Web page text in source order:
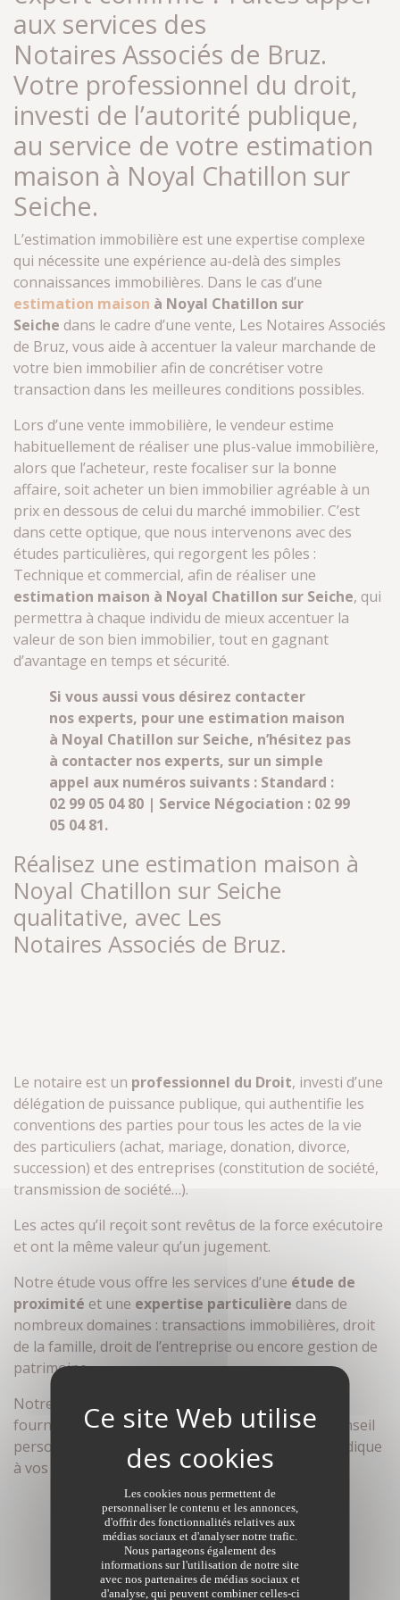
aux services des
Notaires Associés de Bruz.
Votre professionnel du droit,
investi de l’autorité publique,
au service de votre estimation
maison à Noyal Chatillon sur
Seiche.
L’estimation immobilière est une expertise complexe
qui nécessite une expérience au-delà des simples
connaissances immobilières. Dans le cas d’une
estimation maison à Noyal Chatillon sur
Seiche dans le cadre d’une vente, Les Notaires Associés
de Bruz, vous aide à accentuer la valeur marchande de
votre bien immobilier afin de concrétiser votre
transaction dans les meilleures conditions possibles.
Lors d’une vente immobilière, le vendeur estime
habituellement de réaliser une plus-value immobilière,
alors que l’acheteur, reste focaliser sur la bonne
affaire, soit acheter un bien immobilier agréable à un
prix en dessous de celui du marché immobilier. C’est
dans cette optique, que nous intervenons avec des
études particulières, qui regorgent les pôles :
Technique et commercial, afin de réaliser une
estimation maison à Noyal Chatillon sur Seiche, qui
permettra à chaque individu de mieux accentuer la
valeur de son bien immobilier, tout en gagnant
d’avantage en temps et sécurité.
Si vous aussi vous désirez contacter
nos experts, pour une estimation maison
à Noyal Chatillon sur Seiche, n’hésitez pas
à contacter nos experts, sur un simple
appel aux numéros suivants : Standard :
02 99 05 04 80 | Service Négociation : 02 99
05 04 81.
Réalisez une estimation maison à
Noyal Chatillon sur Seiche
qualitative, avec Les
Notaires Associés de Bruz.
Le notaire est un professionnel du Droit, investi d’une
délégation de puissance publique, qui authentifie les
conventions des parties pour tous les actes de la vie
des particuliers (achat, mariage, donation, divorce,
succession) et des entreprises (constitution de société,
transmission de société…).
Les actes qu’il reçoit sont revêtus de la force exécutoire
et ont la même valeur qu’un jugement.
Notre étude vous offre les services d’une étude de
proximité et une expertise particulière dans de
nombreux domaines : transactions immobilières, droit
de la famille, droit de l’entreprise ou encore gestion de
patrimoine.
Notre souci : être à l’écoute de vos besoins, vous
fournir un accompagnement sur mesure et un conseil
personnalisé, garantir la plus grande sécurité juridique
à vos projets.
Les cookies nous permettent de
personnaliser le contenu et les annonces,
d'offrir des fonctionnalités relatives aux
médias sociaux et d'analyser notre trafic.
Nous partageons également des
informations sur l'utilisation de notre site
avec nos partenaires de médias sociaux et
d'analyse, qui peuvent combiner celles-ci